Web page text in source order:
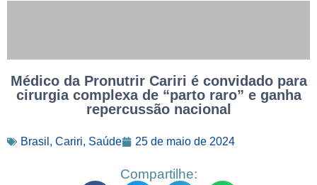
Médico da Pronutrir Cariri é convidado para
cirurgia complexa de “parto raro” e ganha
repercussão nacional
Brasil , Cariri, Saúde 25 de maio de 2024
Compartilhe: